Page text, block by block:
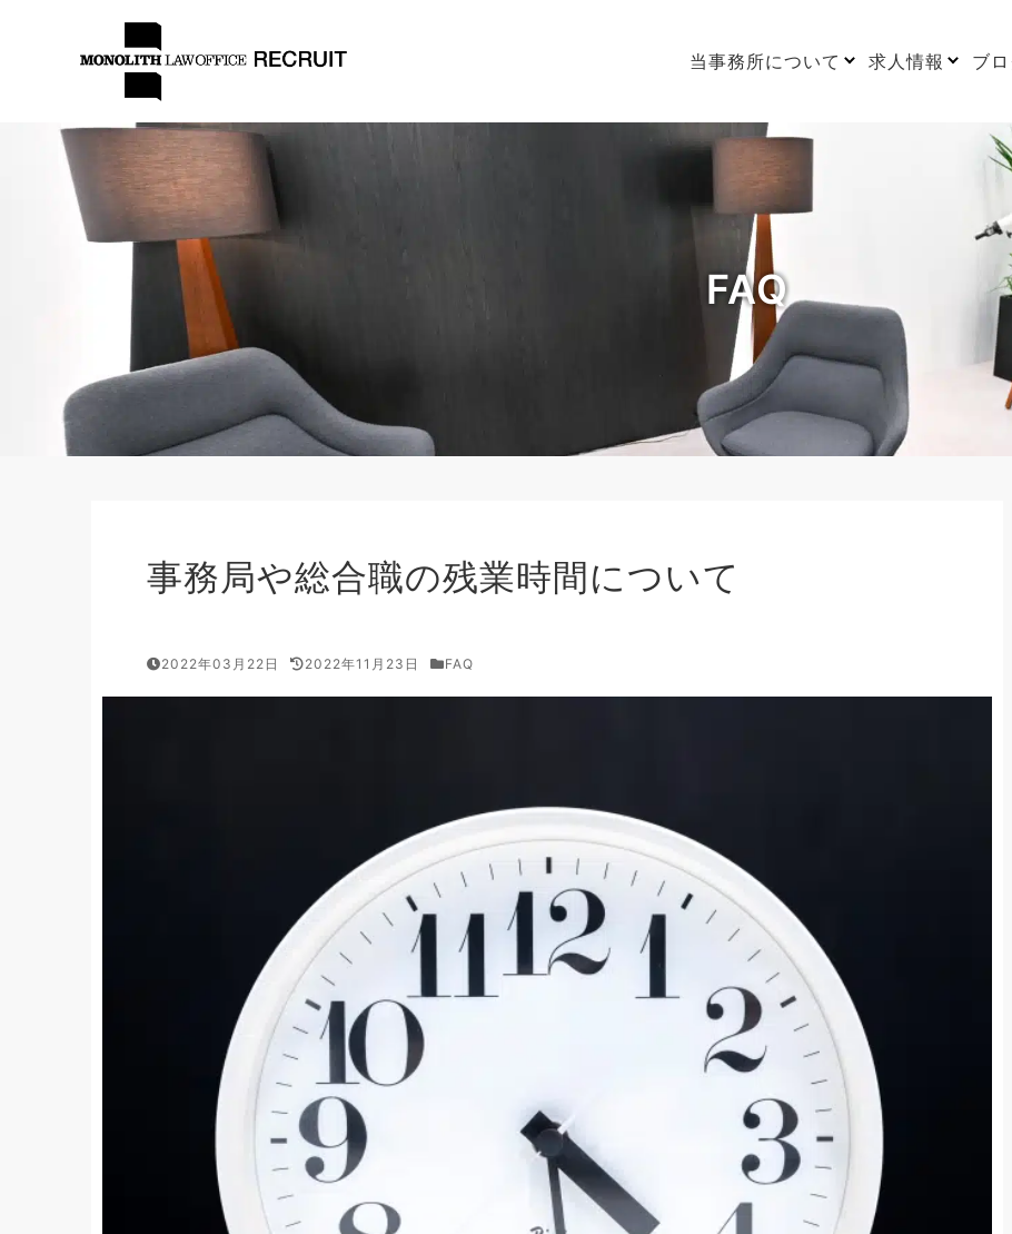
当事務所について 求人情報 ブ
FAQ
事務局や総合職の残業時間について
2022年03月22日 2022年11月23日 FAQ